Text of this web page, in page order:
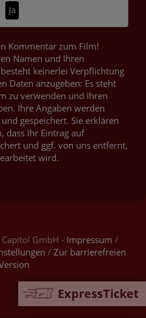
ExpressTicket
Ja
Kommentar zum Film!
Namen und Ihren
keinerlei Verpflichtung
Daten anzugeben: Es steht
zu verwenden und Ihren
Ihre Angaben werden
gespeichert. Sie erklären
dass Ihr Eintrag auf
und ggf. von uns entfernt,
wird.
GmbH - Impressum /
/ Zur barrierefreien